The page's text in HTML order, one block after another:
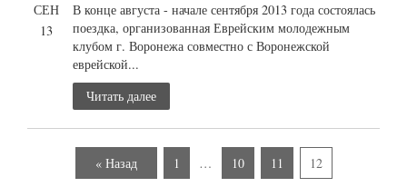
СЕН
13
В конце августа - начале сентября 2013 года состоялась
поездка, организованная Еврейским молодежным
клубом г. Воронежа совместно с Воронежской
еврейской...
Читать далее
« Назад 1 … 10 11 12